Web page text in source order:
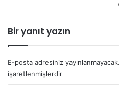
Bir yanıt yazın
E-posta adresiniz yayınlanmayacak.
işaretlenmişlerdir